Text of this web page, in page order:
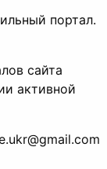
портал.
сайта
активной